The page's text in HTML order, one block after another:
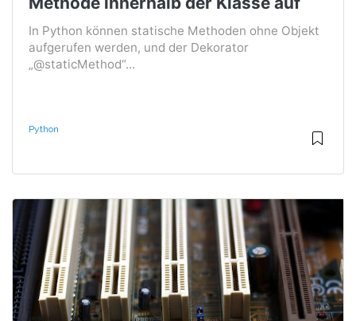
In Python können statische Methoden ohne Objekt
aufgerufen werden, und der Dekorator
„@staticMethod“...
Python